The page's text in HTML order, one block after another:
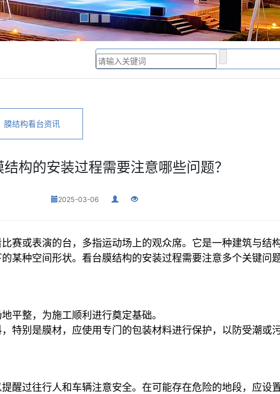
膜结构看台资讯
构的安装过程需要注意哪些问题？
2025-03-06
赛或表演的台，多指运动场上的观众席。它是一种建筑与结
某种空间形状。看台膜结构的安装过程需要注意多个关键问
平整，为施工顺利进行奠定基础。
特别是膜材，应使用专门的包装材料进行保护，以防受潮或
醒过往行人和车辆注意安全。在可能存在危险的地段，应设